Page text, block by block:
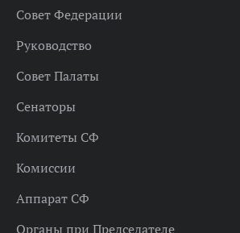
Совет Федерации
Руководство
Совет Палаты
Сенаторы
Комитеты СФ
Комиссии
Аппарат СФ
Органы при Председателе